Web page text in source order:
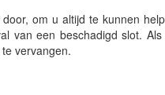
om u altijd te kunnen
van een beschadigd slot.
vervangen.